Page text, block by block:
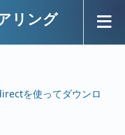
リング
を使ってダウンロ